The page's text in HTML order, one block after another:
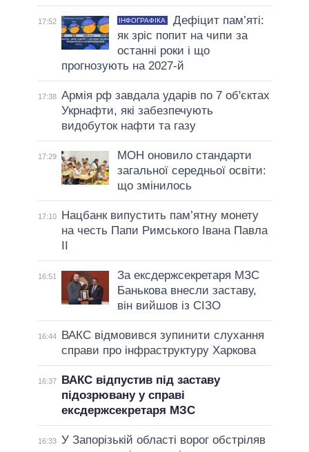
17:52 ІНФОГРАФІКА
Дефіцит пам’яті:
як зріс попит на чипи за
останні роки і що
прогнозують на 2027-й
17:38 Армія рф завдала ударів по 7 об'єктах
Укрнафти, які забезпечують
видобуток нафти та газу
17:29
МОН оновило стандарти
загальної середньої освіти:
що змінилось
17:10
Нацбанк випустить пам’ятну монету
на честь Папи Римського Івана Павла
16:51
За ексдержсекретаря МЗС
Банькова внесли заставу,
він вийшов із СІЗО
16:44
ВАКС відмовився зупинити слухання
справи про інфраструктуру Харкова
16:37
ВАКС відпустив під заставу
підозрювану у справі
ексдержсекретаря МЗС
16:33 У Запорізькій області ворог обстріляв